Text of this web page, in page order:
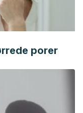
porer